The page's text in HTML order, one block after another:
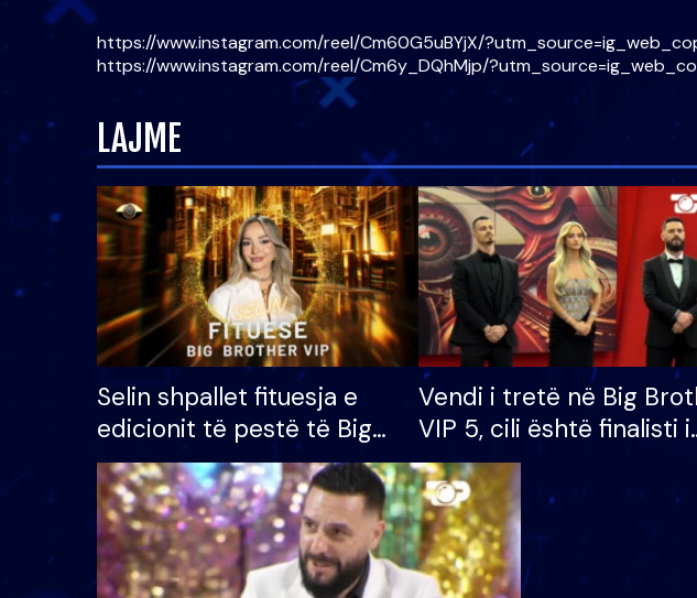
https://www.instagram.com/reel/Cm60G5uBYjX/
https://www.instagram.com/reel/Cm6y_DQhMjp/
LAJME
Selin shpallet fituesja e
edicionit të pestë të Big
Brother VIP, rrëmben
çmimin e madh prej 100
mijë eurosh
Vendi i tretë në Big
VIP 5, cili është finalisti i
radhës që lë shtëpinë